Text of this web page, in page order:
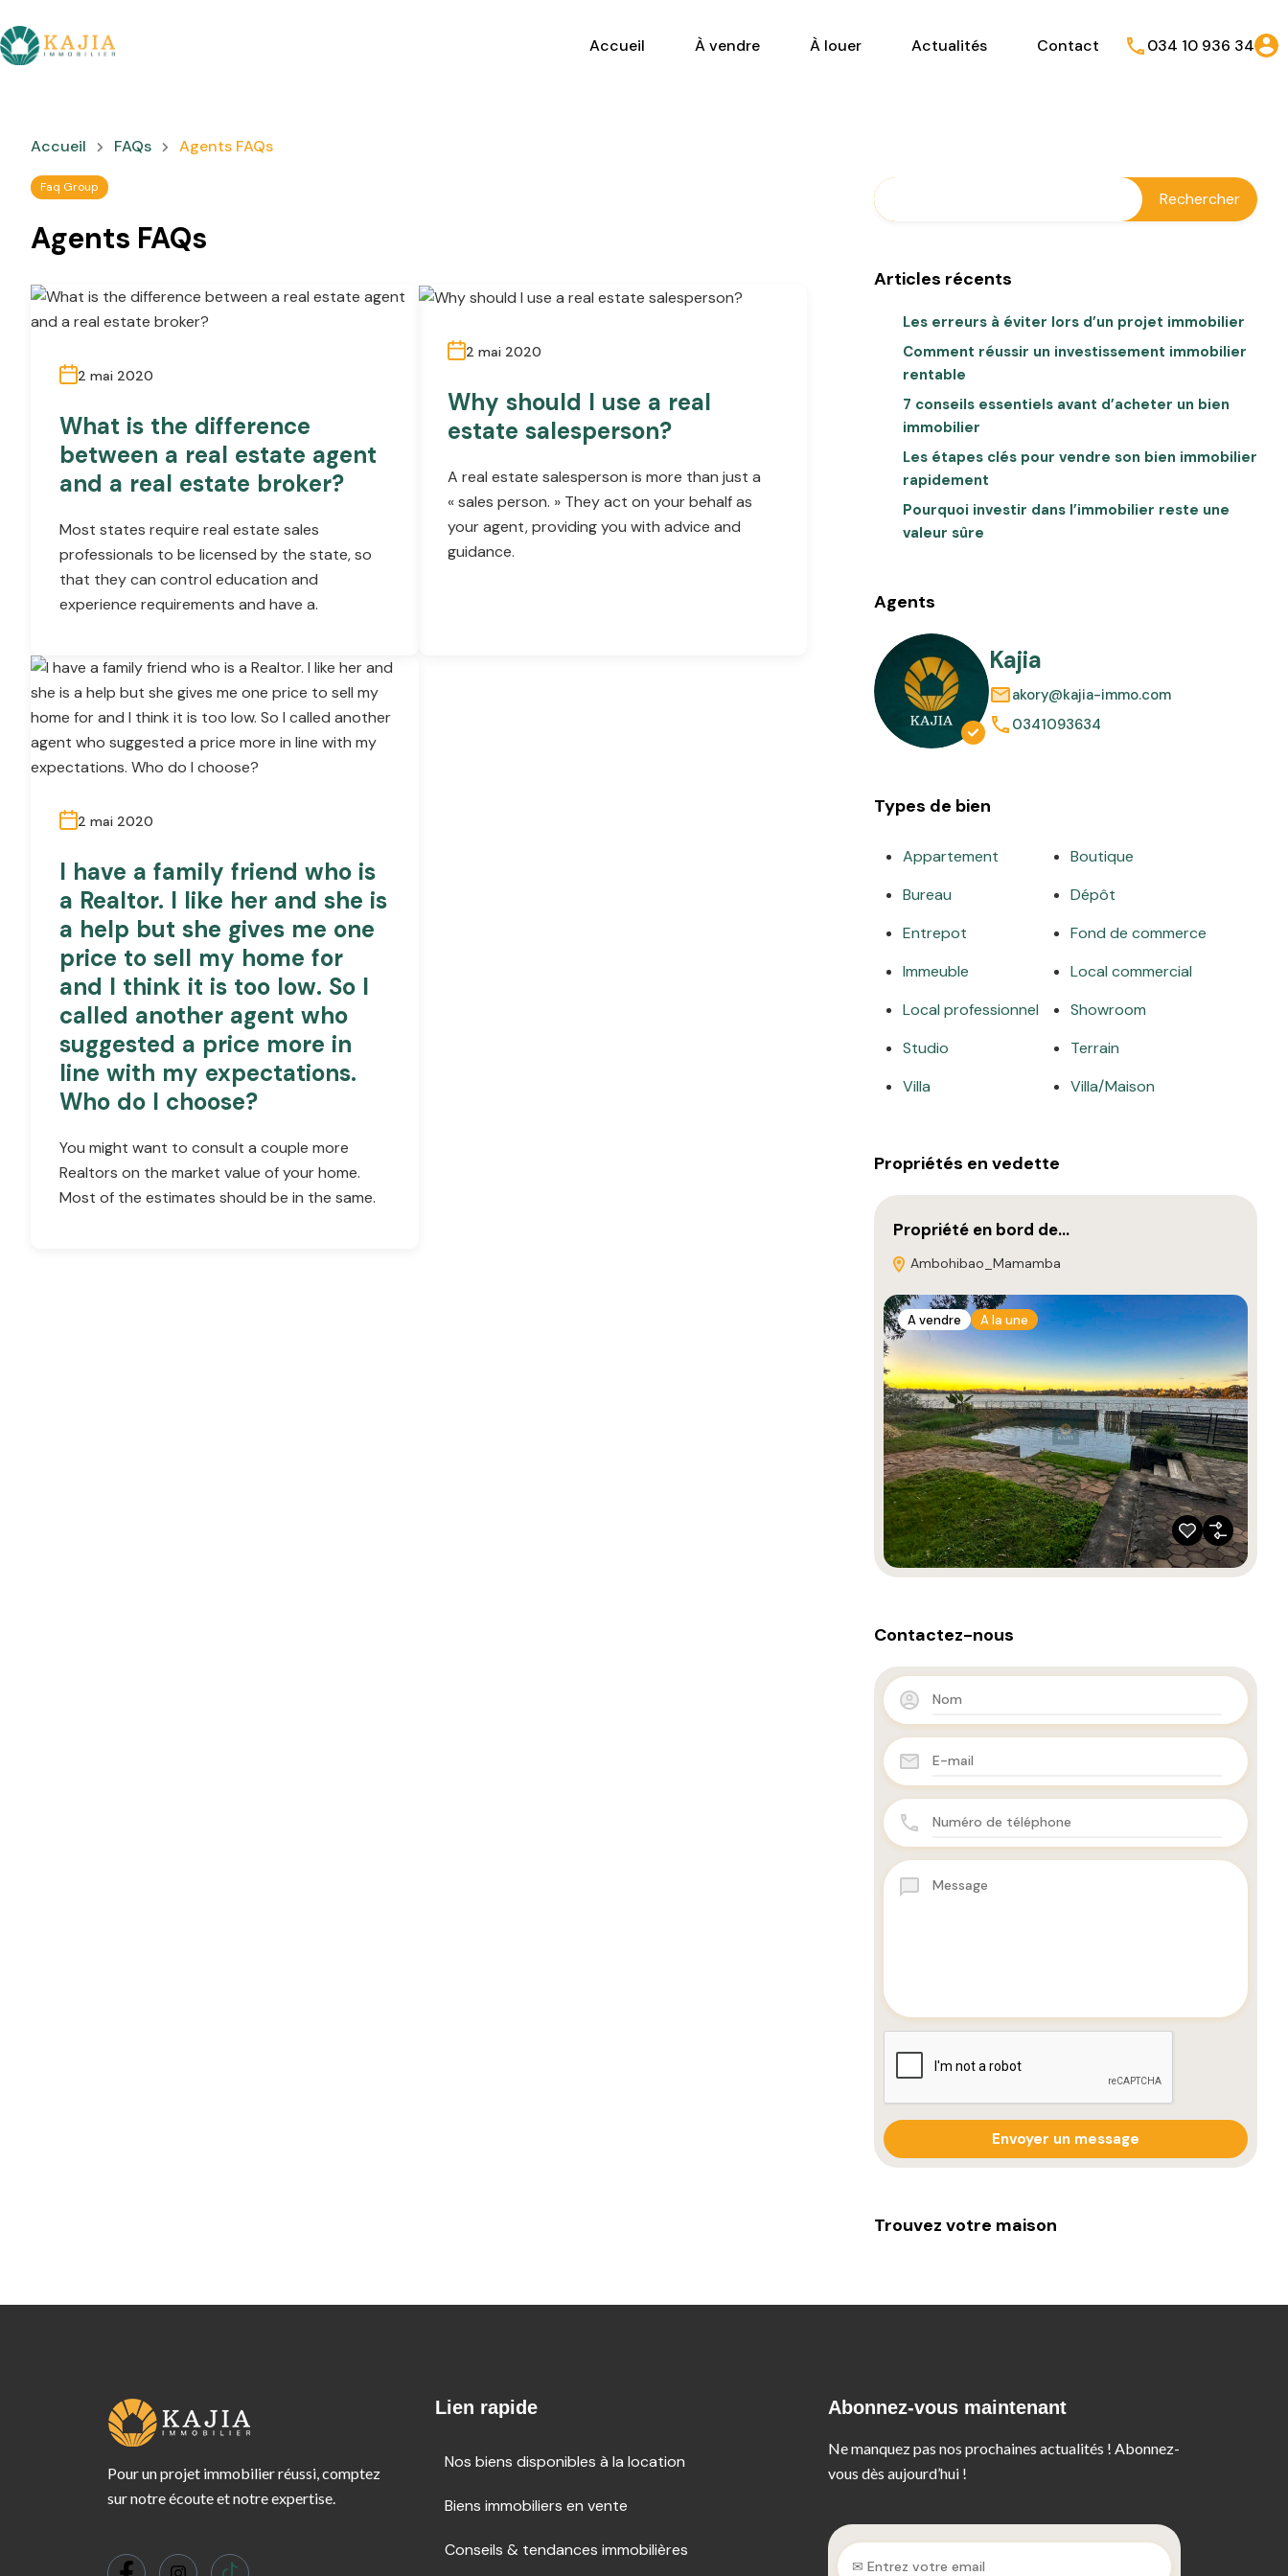
Accueil À vendre À louer Actualités Contact 034 10 936 34
Accueil FAQs Agents FAQs
Faq Group
Agents FAQs
2 mai 2020
What is the difference
between a real estate agent
and a real estate broker?
Most states require real estate sales
professionals to be licensed by the state, so
that they can control education and
experience requirements and have a.
2 mai 2020
Why should I use a real
estate salesperson?
A real estate salesperson is more than just a
« sales person. » They act on your behalf as
your agent, providing you with advice and
guidance.
2 mai 2020
I have a family friend who is
a Realtor. I like her and she is
a help but she gives me one
price to sell my home for
and I think it is too low. So I
called another agent who
suggested a price more in
line with my expectations.
Who do I choose?
You might want to consult a couple more
Realtors on the market value of your home.
Most of the estimates should be in the same.
Articles récents
Les erreurs à éviter lors d’un projet immobilier
Comment réussir un investissement immobilier
rentable
7 conseils essentiels avant d’acheter un bien
immobilier
Les étapes clés pour vendre son bien immobilier
rapidement
Pourquoi investir dans l’immobilier reste une
valeur sûre
Agents
Kajia
akory@kajia-immo.com
0341093634
Types de bien
Appartement
Boutique
Bureau
Dépôt
Entrepot
Fond de commerce
Immeuble
Local commercial
Local professionnel
Showroom
Studio
Terrain
Villa
Villa/Maison
Propriétés en vedette
Propriété en bord de…
Ambohibao_Mamamba
A vendre A la une
Contactez-nous
Trouvez votre maison
Pour un projet immobilier réussi, comptez
sur notre écoute et notre expertise.
Lien rapide
Nos biens disponibles à la location
Biens immobiliers en vente
Conseils & tendances immobilières
Abonnez-vous maintenant
Ne manquez pas nos prochaines actualités ! Abonnez-
vous dès aujourd’hui !